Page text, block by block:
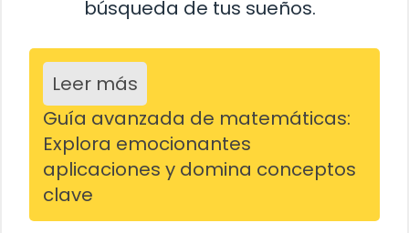
búsqueda de tus sueños.
Leer más
Guía avanzada de matemáticas:
Explora emocionantes
aplicaciones y domina conceptos
clave